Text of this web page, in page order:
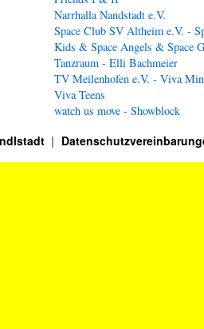
Narrhalla Nandstadt e.V.
Space Club SV Altheim e.V. -
Kids & Space Angels & Space
Tanzraum - Elli Bachmeier
TV Meilenhofen e.V. - Viva
Viva Teens
watch us move - Showblock